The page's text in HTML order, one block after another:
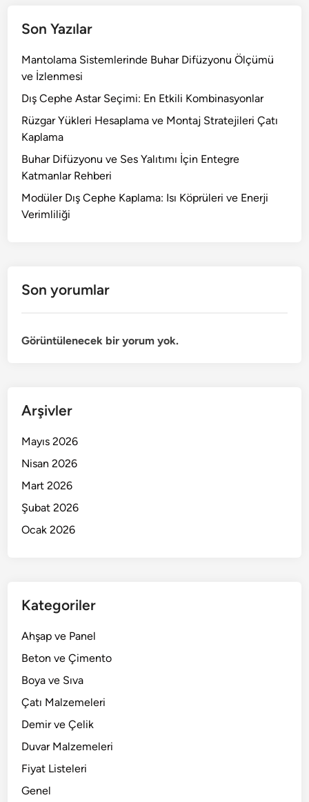
Son Yazılar
Mantolama Sistemlerinde Buhar Difüzyonu Ölçümü
ve İzlenmesi
Dış Cephe Astar Seçimi: En Etkili Kombinasyonlar
Rüzgar Yükleri Hesaplama ve Montaj Stratejileri Çatı
Kaplama
Buhar Difüzyonu ve Ses Yalıtımı İçin Entegre
Katmanlar Rehberi
Modüler Dış Cephe Kaplama: Isı Köprüleri ve Enerji
Verimliliği
Son yorumlar
Görüntülenecek bir yorum yok.
Arşivler
Mayıs 2026
Nisan 2026
Mart 2026
Şubat 2026
Ocak 2026
Kategoriler
Ahşap ve Panel
Beton ve Çimento
Boya ve Sıva
Çatı Malzemeleri
Demir ve Çelik
Duvar Malzemeleri
Fiyat Listeleri
Genel